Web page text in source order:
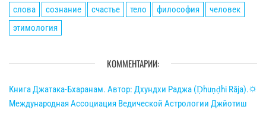
слова
сознание счастье тело философия
человек
этимология
КОММЕНТАРИИ:
Книга Джатака-Бхаранам. Автор: Дхундхи Раджа (Ḍhuṇḍhi Rāja).🌣
Международная Ассоциация Ведической Астрологии Джйотиш